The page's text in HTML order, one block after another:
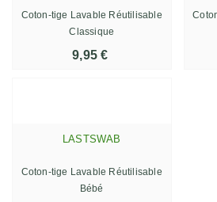
Coton-tige Lavable Réutilisable
Classique
9,95 €
LASTSWAB
Coton-tige Lavable Réutilisable
Bébé